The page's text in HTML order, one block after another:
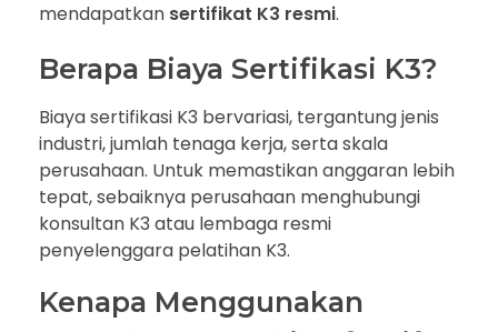
mendapatkan sertifikat K3 resmi.
Berapa Biaya Sertifikasi K3?
Biaya sertifikasi K3 bervariasi, tergantung jenis
industri, jumlah tenaga kerja, serta skala
perusahaan. Untuk memastikan anggaran lebih
tepat, sebaiknya perusahaan menghubungi
konsultan K3 atau lembaga resmi
penyelenggara pelatihan K3.
Kenapa Menggunakan